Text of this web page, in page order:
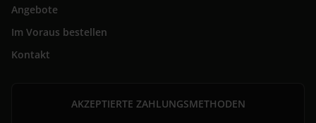
Angebote
Im Voraus bestellen
Kontakt
AKZEPTIERTE ZAHLUNGSMETHODEN